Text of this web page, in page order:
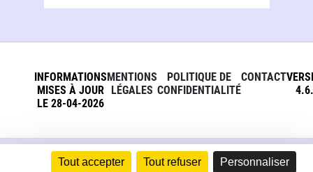
Tout accepter Tout refuser Personnaliser
INFORMATIONS
MISES À JOUR
LE 28-04-2026
MENTIONS
LÉGALES
POLITIQUE DE
CONFIDENTIALITÉ
CONTACT